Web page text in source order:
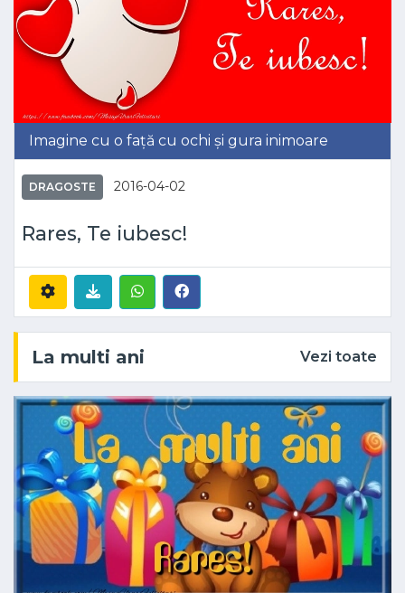
Imagine cu o față cu ochi și gura inimoare
DRAGOSTE 2016-04-02
Rares, Te iubesc!
La multi ani Vezi toate